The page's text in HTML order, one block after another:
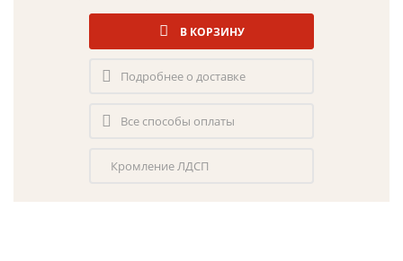
В КОРЗИНУ
Подробнее о доставке
Все способы оплаты
Кромление ЛДСП